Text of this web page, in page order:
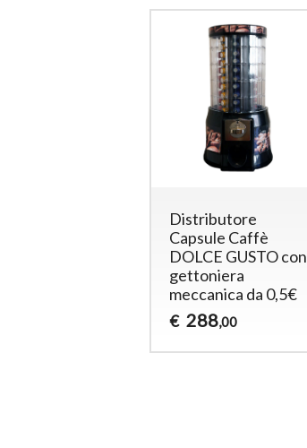
Distributore
Capsule Caffè
DOLCE GUSTO con
gettoniera
meccanica da 0,5€
€ 288,00